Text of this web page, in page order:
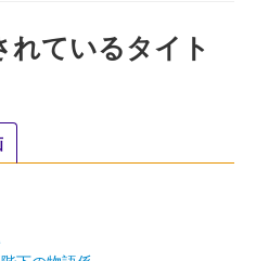
れているタイト